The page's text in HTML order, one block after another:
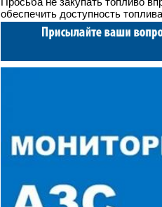
обеспечить доступность